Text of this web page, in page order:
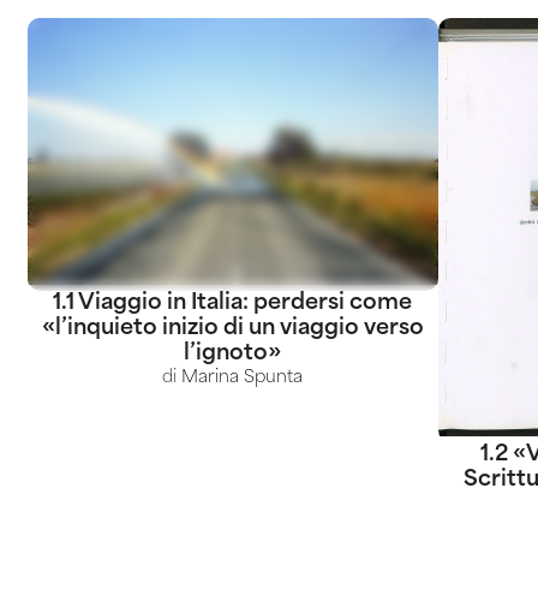
1.1 Viaggio in Italia: perdersi come
«l’inquieto inizio di un viaggio verso
l’ignoto»
di Marina Spunta
1.2